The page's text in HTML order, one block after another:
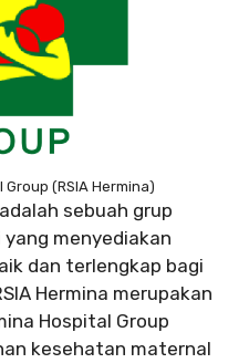
(RSIA Hermina)
sebuah grup
menyediakan
dan terlengkap bagi
Hermina merupakan
Hospital Group
kesehatan maternal